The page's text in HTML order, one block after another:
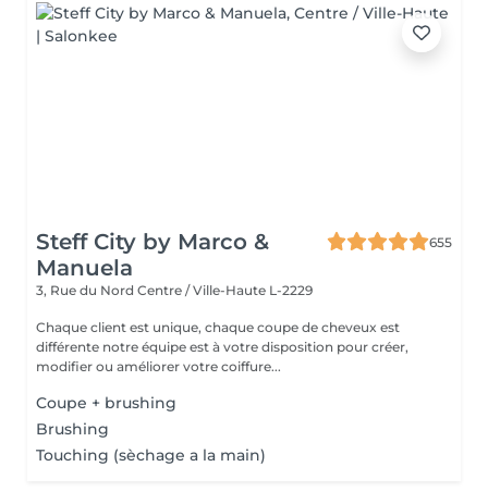
Steff City by Marco &
Manuela
655
3, Rue du Nord Centre / Ville-Haute L-2229
Chaque client est unique, chaque coupe de cheveux est
différente notre équipe est à votre disposition pour créer,
modifier ou améliorer votre coiffure...
Coupe + brushing
Brushing
Touching (sèchage a la main)